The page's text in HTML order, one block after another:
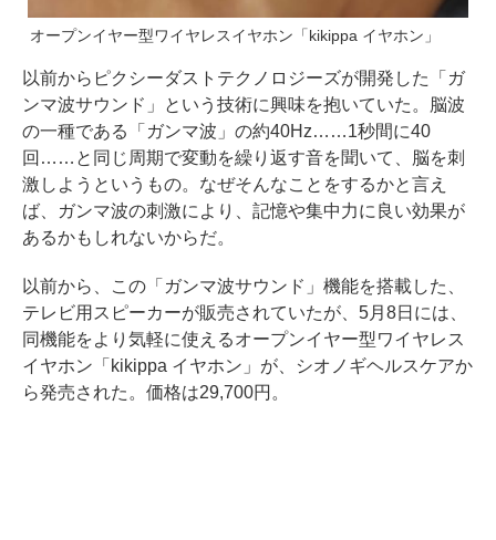
オープンイヤー型ワイヤレスイヤホン「kikippa イヤホン」
以前からピクシーダストテクノロジーズが開発した「ガ
ンマ波サウンド」という技術に興味を抱いていた。脳波
の一種である「ガンマ波」の約40Hz……1秒間に40
回……と同じ周期で変動を繰り返す音を聞いて、脳を刺
激しようというもの。なぜそんなことをするかと言え
ば、ガンマ波の刺激により、記憶や集中力に良い効果が
あるかもしれないからだ。
以前から、この「ガンマ波サウンド」機能を搭載した、
テレビ用スピーカーが販売されていたが、5月8日には、
同機能をより気軽に使えるオープンイヤー型ワイヤレス
イヤホン「kikippa イヤホン」が、シオノギヘルスケアか
ら発売された。価格は29,700円。